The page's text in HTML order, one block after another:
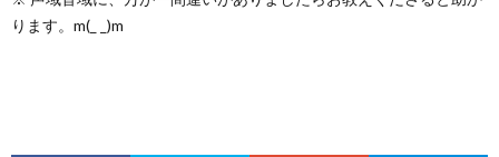
ります。m(_ _)m